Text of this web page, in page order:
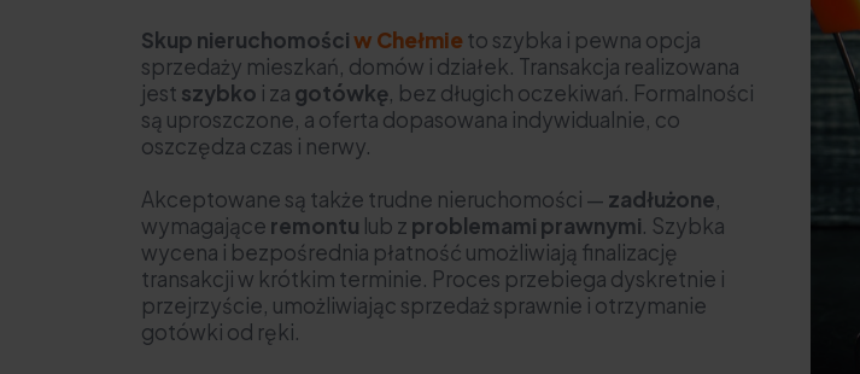
Skup nieruchomościw Chełmieto szybka i pewna opcja
sprzedaży mieszkań, domów i działek. Transakcja realizowana
jest szybko i za gotówkę, bez długich oczekiwań. Formalności
są uproszczone, a oferta dopasowana indywidualnie, co
oszczędza czas i nerwy.
Akceptowane są także trudne nieruchomości — zadłużone,
wymagające remontu lub z problemami prawnymi. Szybka
wycena i bezpośrednia płatność umożliwiają finalizację
transakcji w krótkim terminie. Proces przebiega dyskretnie i
przejrzyście, umożliwiając sprzedaż sprawnie i otrzymanie
gotówki od ręki.